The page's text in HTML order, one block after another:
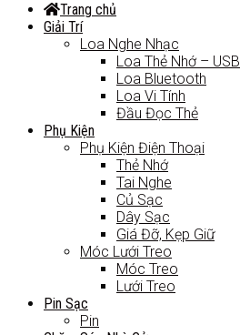
Trang chủ
Giải Trí
Loa Nghe Nhạc
Loa Thẻ Nhớ – USB
Loa Bluetooth
Loa Vi Tính
Đầu Đọc Thẻ
Phụ Kiện
Phụ Kiện Điện Thoại
Thẻ Nhớ
Tai Nghe
Củ Sạc
Dây Sạc
Giá Đỡ, Kẹp Giữ
Móc Lưới Treo
Móc Treo
Lưới Treo
Pin Sạc
Pin